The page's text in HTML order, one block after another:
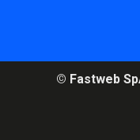
© Fastweb